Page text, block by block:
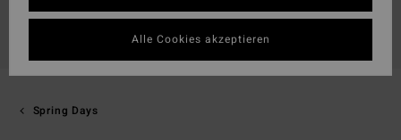
Spring Days
Alle Cookies akzeptieren